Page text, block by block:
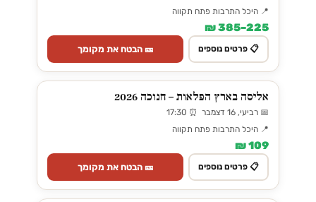
📍 היכל התרבות פתח תקווה
225–385 ₪
📋 פרטים נוספים 🎫 הבטח את מקומך
אליסה בארץ הפלאות – חנוכה 2026
📅 רביעי, 16 דצמבר ⏰ 17:30
📍 היכל התרבות פתח תקווה
109 ₪
📋 פרטים נוספים 🎫 הבטח את מקומך